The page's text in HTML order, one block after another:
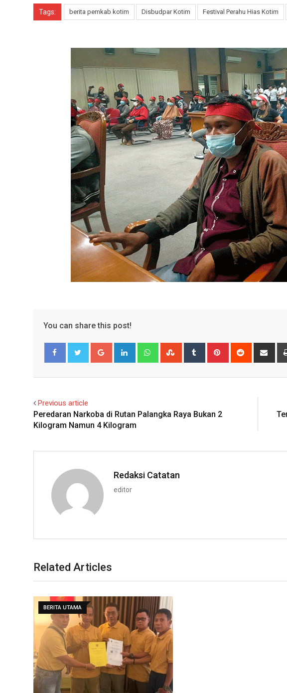
Tags: berita pemkab kotim Disbudpar Kotim Festival Perahu Hias Kotim
You can share this post!
Google+ LinkedIn WhatsappStumbleUpon
Tumblr Pinterest Reddit
Previous article
Peredaran Narkoba di Rutan Palangka Raya Bukan 2
Kilogram Namun 4 Kilogram
Redaksi Catatan
editor
Related Articles
BERITA UTAMA